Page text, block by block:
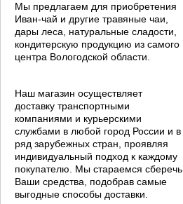
Мы предлагаем для приобретения
Иван-чай и другие травяные чаи,
дары леса, натуральные сладости,
кондитерскую продукцию из самого
центра Вологодской области.
Наш магазин осуществляет
доставку транспортными
компаниями и курьерскими
службами в любой город России и в
ряд зарубежных стран, проявляя
индивидуальный подход к каждому
покупателю. Мы стараемся сберечь
Ваши средства, подобрав самые
выгодные способы доставки.